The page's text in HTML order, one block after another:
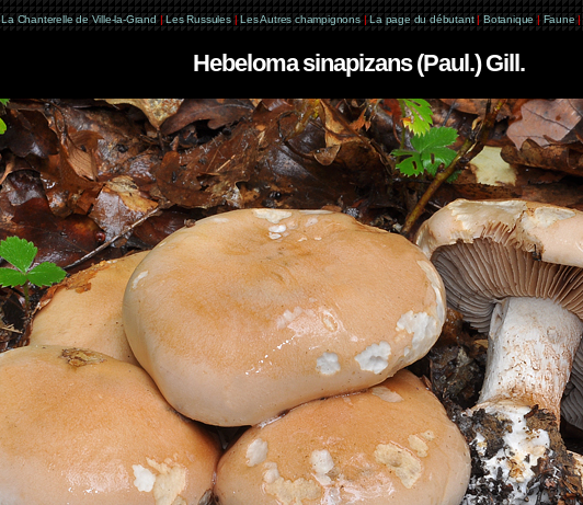
La Chanterelle de Ville-la-Grand | Les Russules | Les Autres champignons | La page du débutant | Botanique | Faune |
Hebeloma sinapizans (Paul.) Gill.